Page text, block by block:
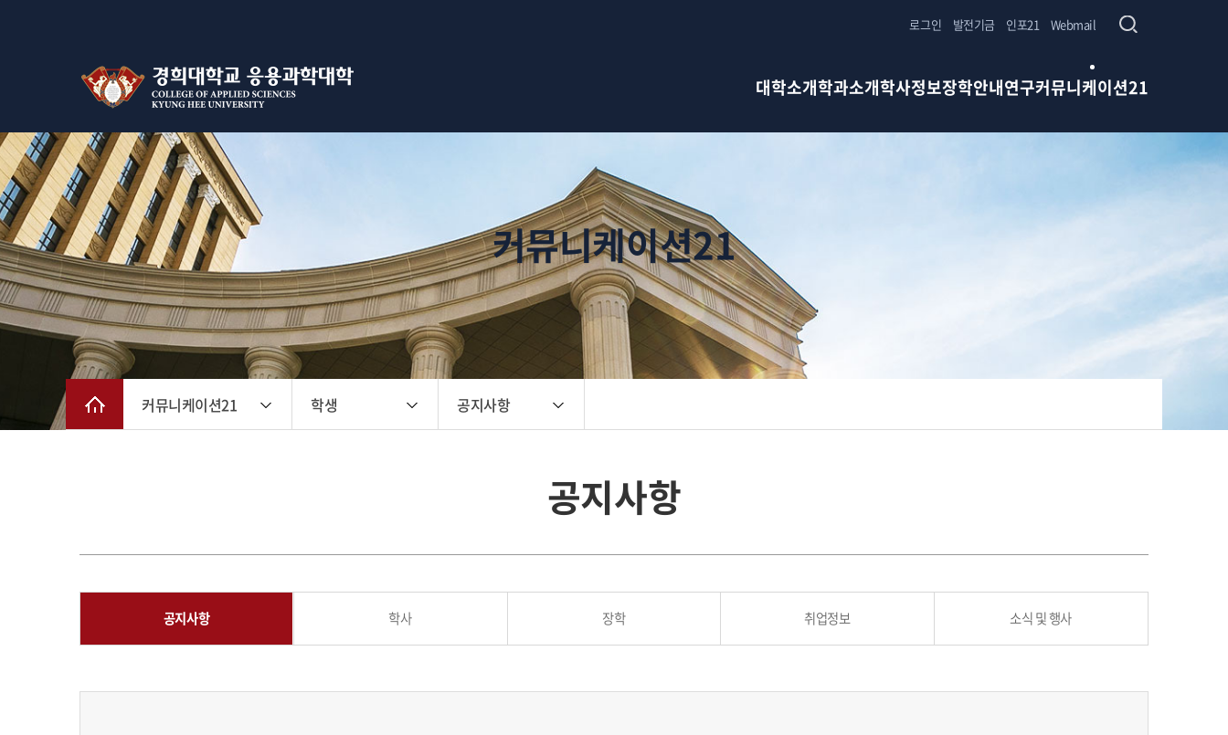
대학소개학과소개학사정보장학안내연구커뮤니케이션21
로그인 발전기금 인포21 Webmail
커뮤니케이션21
커뮤니케이션21 학생 공지사항
공지사항
공지사항 학사 장학 취업정보 소식 및 행사